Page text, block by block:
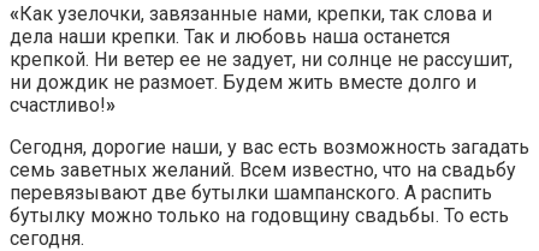
«Как узелочки, завязанные нами, крепки, так слова и
дела наши крепки. Так и любовь наша останется
крепкой. Ни ветер ее не задует, ни солнце не рассушит,
ни дождик не размоет. Будем жить вместе долго и
счастливо!»
Сегодня, дорогие наши, у вас есть возможность загадать
семь заветных желаний. Всем известно, что на свадьбу
перевязывают две бутылки шампанского. А распить
бутылку можно только на годовщину свадьбы. То есть
сегодня.